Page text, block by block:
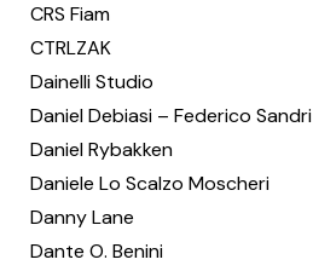
CRS Fiam
CTRLZAK
Dainelli Studio
Daniel Debiasi – Federico Sandri
Daniel Rybakken
Daniele Lo Scalzo Moscheri
Danny Lane
Dante O. Benini